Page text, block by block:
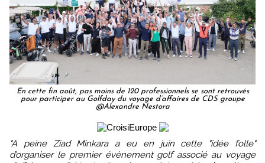
En cette fin août, pas moins de 120 professionnels se sont retrouvés
pour participer au Golfday du voyage d’affaires de CDS groupe
@Alexandre Nestora
"A peine Ziad Minkara a eu en juin cette "idée folle"
d’organiser le premier évènement golf associé au voyage